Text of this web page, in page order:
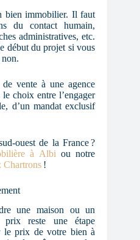
bien immobilier. Il faut
du contact humain,
administratives, etc.
début du projet si vous
vente à une agence
choix entre l’engager
d’un mandat exclusif
ouest de la France ?
à Albi ou notre
Chartrons !
une maison ou un
prix reste une étape
le prix de votre bien à